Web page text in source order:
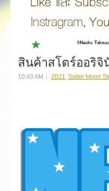
สินค้าสโตร์ออริจิ
10:40 AM 2021, Sailor Moon